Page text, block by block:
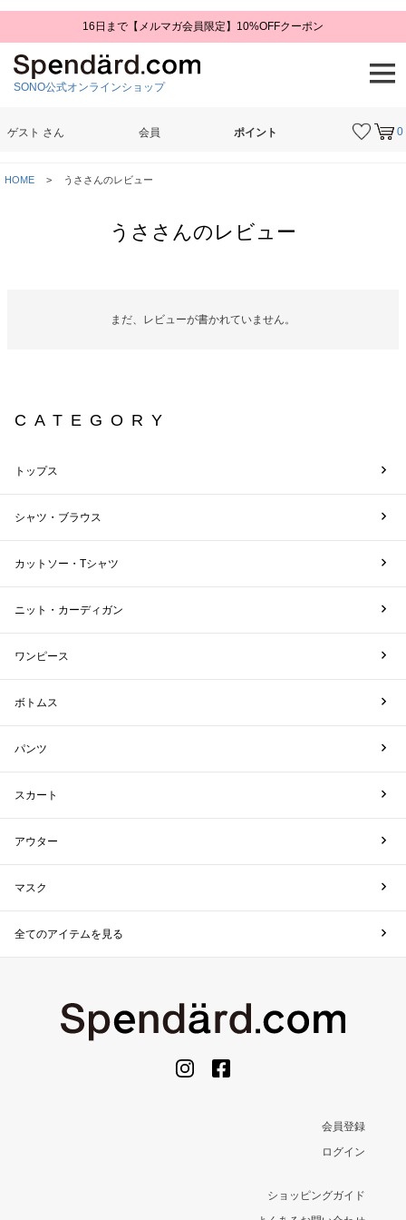
16日まで【メルマガ会員限定】10%OFFクーポン
SONO公式オンラインショップ
0
ゲスト さん 会員 ポイント
HOME うささんのレビュー
うささんのレビュー
まだ、レビューが書かれていません。
CATEGORY
トップス
シャツ・ブラウス
カットソー・Tシャツ
ニット・カーディガン
ワンピース
ボトムス
パンツ
スカート
アウター
マスク
全てのアイテムを見る
会員登録
ログイン
ショッピングガイド